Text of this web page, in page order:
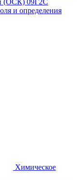
(ОСК) 09Г2С
и определения
Химическое